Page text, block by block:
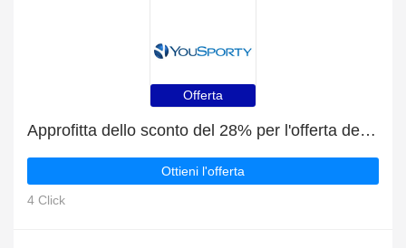
Offerta
Approfitta dello sconto del 28% per l'offerta del giorno di Yousporty
Ottieni l'offerta
4 Click